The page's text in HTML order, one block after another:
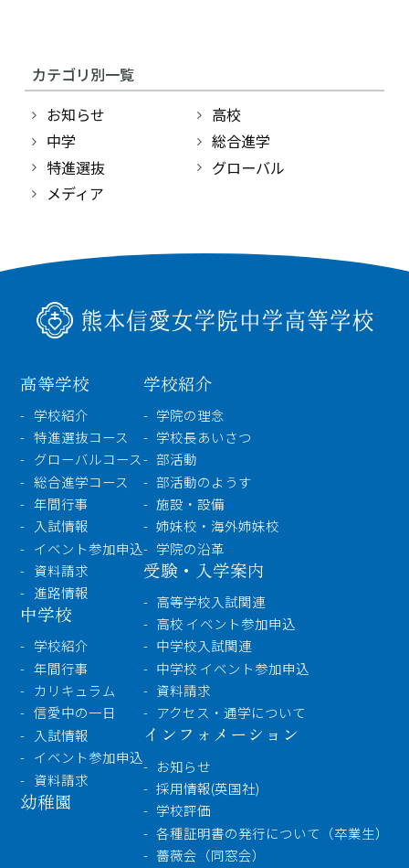
カテゴリ別一覧
お知らせ
高校
中学
総合進学
特進選抜
グローバル
メディア
高等学校
学校紹介
特進選抜コース
グローバルコース
総合進学コース
年間行事
入試情報
イベント参加申込
資料請求
進路情報
中学校
学校紹介
年間行事
カリキュラム
信愛中の一日
入試情報
イベント参加申込
資料請求
幼稚園
学校紹介
学院の理念
学校長あいさつ
部活動
部活動のようす
施設・設備
姉妹校・海外姉妹校
学院の沿革
受験・入学案内
高等学校入試関連
高校 イベント参加申込
中学校入試関連
中学校 イベント参加申込
資料請求
アクセス・通学について
インフォメーション
お知らせ
採用情報(英国社)
学校評価
各種証明書の発行について（卒業生）
薔薇会（同窓会）
インフォメーション
〒860-8557 熊本市中央区上林町3-18